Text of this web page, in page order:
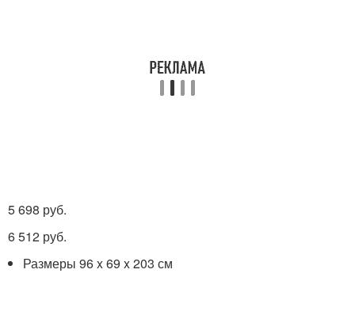
5 698 руб.
6 512 руб.
Размеры 96 x 69 x 203 см